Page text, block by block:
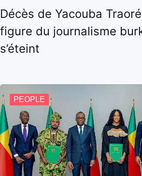
Décès de Yacouba
figure du journalisme
s’éteint
PEOPLE